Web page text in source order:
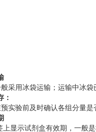
采用冰袋运输；运输中冰袋
：
实验前及时确认各组分量是
显示试剂盒有效期，一般是